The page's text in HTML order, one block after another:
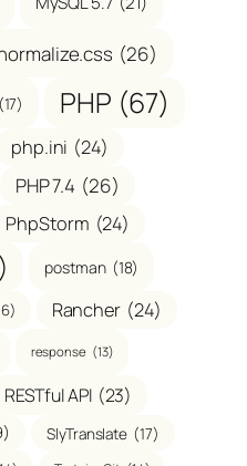
(26)
(17) PHP (67)
php.ini (24)
PHP 7.4 (26)
PhpStorm (24)
postman (18)
Rancher (24)
response (13)
RESTful API (23)
SlyTranslate (17)